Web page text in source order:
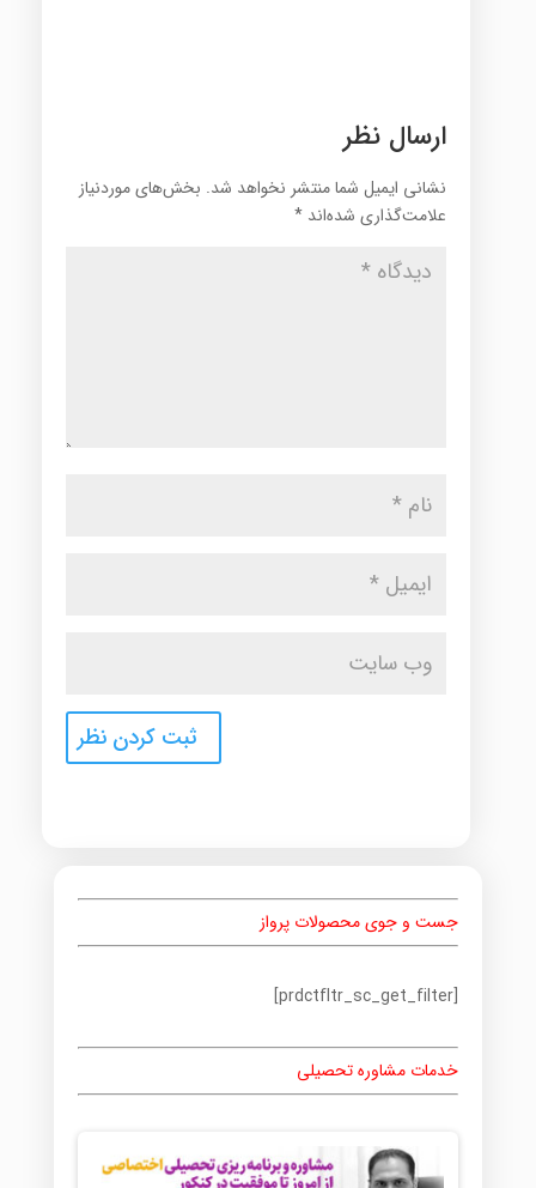
ارسال نظر
نشانی ایمیل شما منتشر نخواهد شد. بخش‌های موردنیاز
علامت‌گذاری شده‌اند *
جست و جوی محصولات پرواز
[prdctfltr_sc_get_filter]
خدمات مشاوره تحصیلی